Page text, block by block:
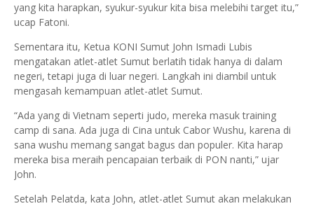
yang kita harapkan, syukur-syukur kita bisa melebihi target itu,”
ucap Fatoni.
Sementara itu, Ketua KONI Sumut John Ismadi Lubis
mengatakan atlet-atlet Sumut berlatih tidak hanya di dalam
negeri, tetapi juga di luar negeri. Langkah ini diambil untuk
mengasah kemampuan atlet-atlet Sumut.
“Ada yang di Vietnam seperti judo, mereka masuk training
camp di sana. Ada juga di Cina untuk Cabor Wushu, karena di
sana wushu memang sangat bagus dan populer. Kita harap
mereka bisa meraih pencapaian terbaik di PON nanti,” ujar
John.
Setelah Pelatda, kata John, atlet-atlet Sumut akan melakukan